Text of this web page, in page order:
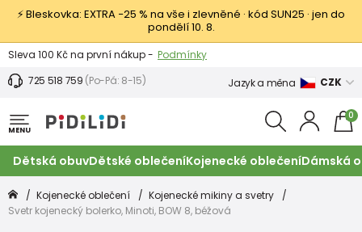
⚡ Bleskovka: EXTRA −25 % na vše i zlevněné · kód SUN25 · jen do
pondělí 10. 8.
Zobrazit
Sleva 100 Kč na první nákup - Podmínky
725 518 759 (Po-Pá: 8-15) Jazyk a měna CZK
MENU
0
Dětská obuvDětské oblečeníKojenecké oblečeníDámská
Kojenecké oblečení
Kojenecké mikiny a svetry
Svetr kojenecký bolerko, Minoti, BOW 8, béžová